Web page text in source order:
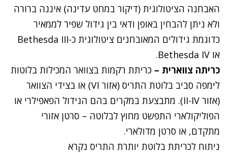
האבחנה הציטולוגית (דיקור במחט עדינה) איננה ברורה
ולא ניתן להבחין באופן ודאי בין גידול שפיר לממאיר
כדוגמת גידולים המאובחנים ציטולוגית כ-Bethesda III
או Bethesda IV.
כריתה צווארית – כריתת רקמות בצוואר המכילות בלוטות
לימפה סביב בלוטת התריס (אזור VI) או בצידי הצוואר
(אזור II-IV). מתבצעת במקרים בהם הגידול הפאפילרי או
הפוליקולארי התפשט מחוץ לבלוטה – סרטן אזורי
מתקדם, או סרטן מדולארי.
ניתוח לכריתת בלוטת יותרת התריס נקרא